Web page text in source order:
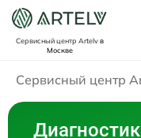
Сервисный центр Artelvв
Москве
Сервисный центр